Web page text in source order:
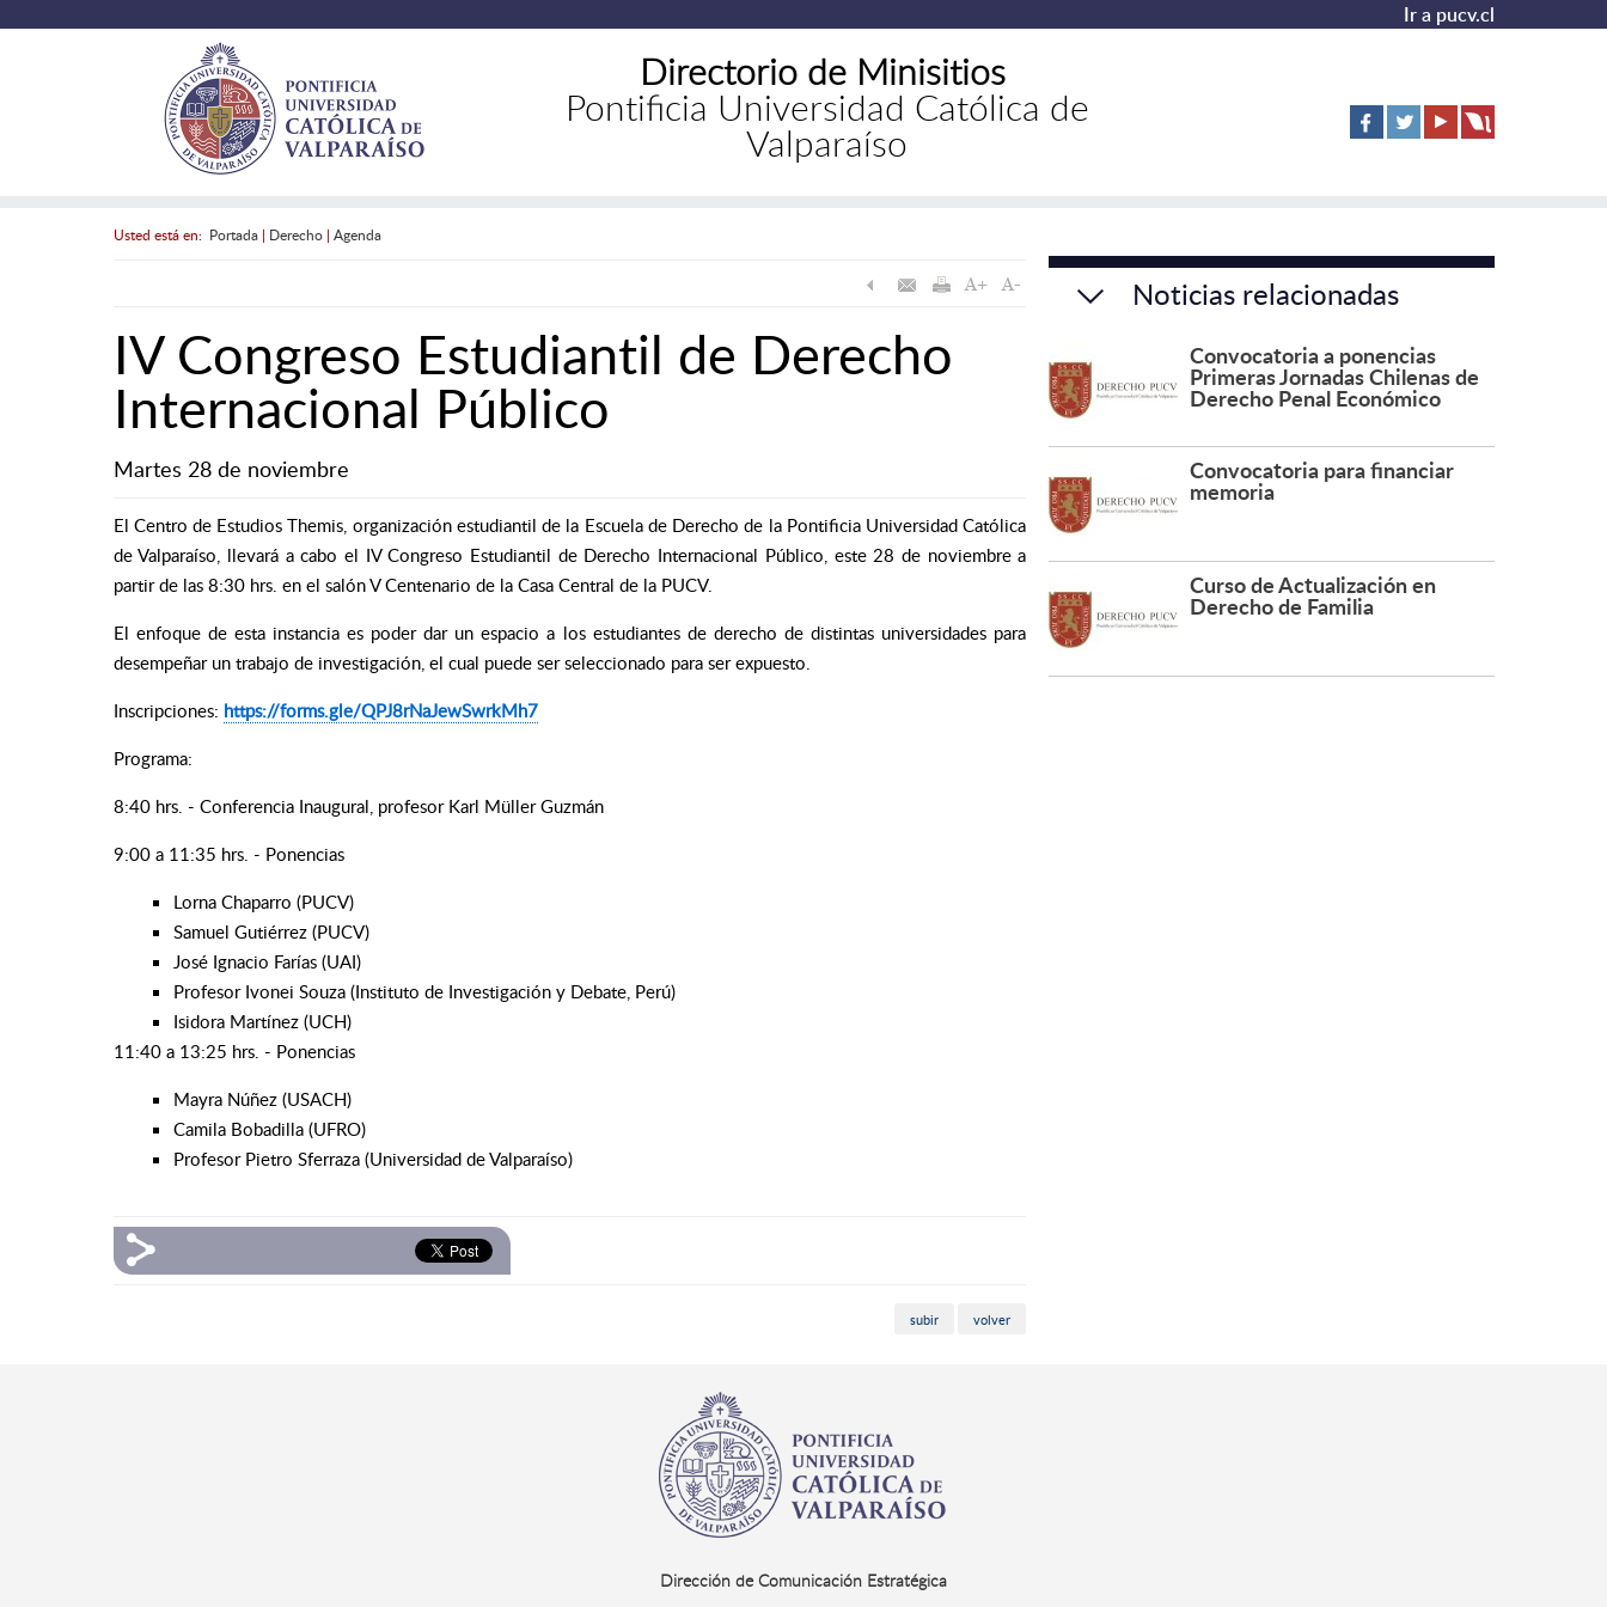
Ir a pucv.cl
Directorio de Minisitios
Pontificia Universidad Católica de
Valparaíso
Usted está en: Portada| Derecho| Agenda
IV Congreso Estudiantil de Derecho
Internacional Público
Martes 28 de noviembre
El Centro de Estudios Themis, organización estudiantil de la Escuela de Derecho de la Pontificia Universidad Católica
de Valparaíso, llevará a cabo el IV Congreso Estudiantil de Derecho Internacional Público, este 28 de noviembre a
partir de las 8:30 hrs. en el salón V Centenario de la Casa Central de la PUCV.
El enfoque de esta instancia es poder dar un espacio a los estudiantes de derecho de distintas universidades para
desempeñar un trabajo de investigación, el cual puede ser seleccionado para ser expuesto.
Inscripciones: https://forms.gle/QPJ8rNaJewSwrkMh7
Programa:
8:40 hrs. - Conferencia Inaugural, profesor Karl Müller Guzmán
9:00 a 11:35 hrs. - Ponencias
Lorna Chaparro (PUCV)
Samuel Gutiérrez (PUCV)
José Ignacio Farías (UAI)
Profesor Ivonei Souza (Instituto de Investigación y Debate, Perú)
Isidora Martínez (UCH)
11:40 a 13:25 hrs. - Ponencias
Mayra Núñez (USACH)
Camila Bobadilla (UFRO)
Profesor Pietro Sferraza (Universidad de Valparaíso)
subir volver
Noticias relacionadas
Convocatoria a ponencias
Primeras Jornadas Chilenas de
Derecho Penal Económico
Convocatoria para financiar
memoria
Curso de Actualización en
Derecho de Familia
Dirección de Comunicación Estratégica